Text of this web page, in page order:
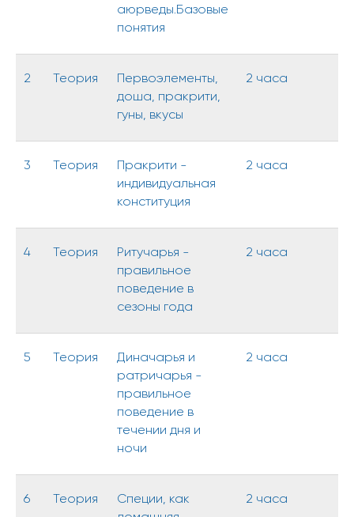
аюрведы.Базовые
понятия
2 Теория
Первоэлементы,
доша, пракрити,
гуны, вкусы
2 часа
3 Теория
Пракрити -
индивидуальная
конституция
2 часа
4 Теория
Ритучарья -
правильное
поведение в
сезоны года
2 часа
5 Теория
Диначарья и
ратричарья -
правильное
поведение в
течении дня и
ночи
2 часа
6 Теория
Специи, как
2 часа